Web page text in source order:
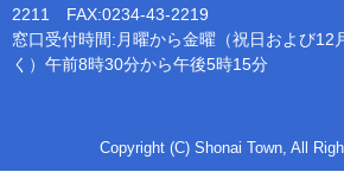
2211 FAX:0234-43-2219
窓口受付時間:月曜から金曜（祝日および12
く）午前8時30分から午後5時15分
Copyright (C) Shonai Town, All